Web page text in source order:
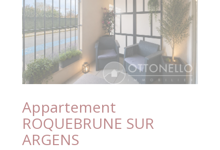
Appartement
ROQUEBRUNE SUR
ARGENS